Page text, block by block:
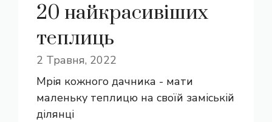
20 найкрасивіших
теплиць
2 Травня, 2022
Мрія кожного дачника - мати
маленьку теплицю на своїй заміській
ділянці